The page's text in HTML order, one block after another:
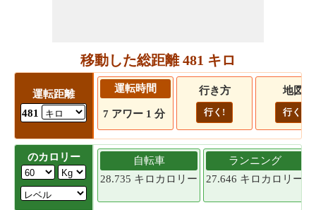
移動した総距離 481 キロ
運転距離
481
運転時間
7 アワー 1 分
行き方
行く!
地図
行く!
のカロリー
自転車
28.735 キロカロリー
ランニング
27.646 キロカロリー